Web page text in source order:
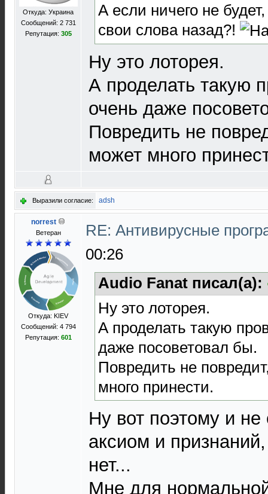
Откуда: Украина
Сообщений: 2 731
Репутация: 305
А если ничего не
свои слова назад?!
Ну это лоторея.
А проделать такую
очень даже
Повредить не
может много
Выразили согласие: adsh
norrest
Ветеран
Откуда: KIEV
Сообщений: 4 794
Репутация: 601
RE: Антивирусные
00:26
Audio Fanat писал(а):
Ну это лоторея.
А проделать такую
даже посоветовал бы.
Повредить не
много принести.
Ну вот поэтому и не
аксиом и
нет...
Мне для